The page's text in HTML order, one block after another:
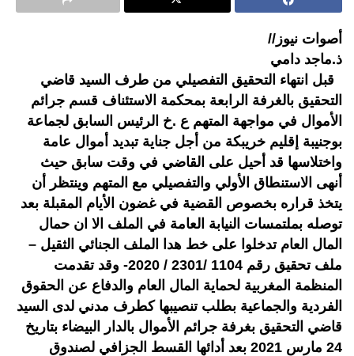
أصوات نيوز//
ذ.ماجد دامي
قبل انتهاء التحقيق التفصيلي من طرف السيد قاضي
التحقيق بالغرفة الرابعة بمحكمة الاستئناف قسم جرائم
الأموال في مواجهة المتهم ع .خ الرئيس السابق لجماعة
بوجنيبة إقليم خريبكة من أجل جناية تبديد أموال عامة
واختلاسها قد أحيل على القاضي في وقت سابق حيث
أنهى الاستنطاق الأولي والتفصيلي مع المتهم وينتظر أن
يتخذ قراره بخصوص القضية في غضون الأيام المقبلة بعد
توصله بملتمسات النيابة العامة في الملف الا ان حمال
المال العام تدخلوا على خط هدا الملف الجنائي الثقيل –
ملف تحقيق رقم 1104 /2301 / 2020- وقد تقدمت
المنظمة المغربية لحماية المال العام والدفاع عن الحقوق
الفردية والجماعية بطلب تنصيبها كطرف مدني لدى السيد
قاضي التحقيق بغرفة جرائم الأموال بالدار البيضاء بتاريخ
24 مارس 2021 بعد أدائها القسط الجزافي لصندوق